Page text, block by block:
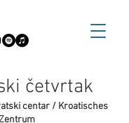
četvrtak
centar / Kroatisches